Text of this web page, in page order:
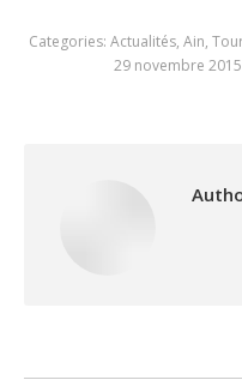
Categories: Actualités, Ain,
29 novembre 2015